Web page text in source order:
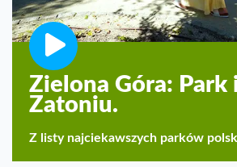
Zielona Góra: Park
Zatoniu.
Z listy najciekawszych parków